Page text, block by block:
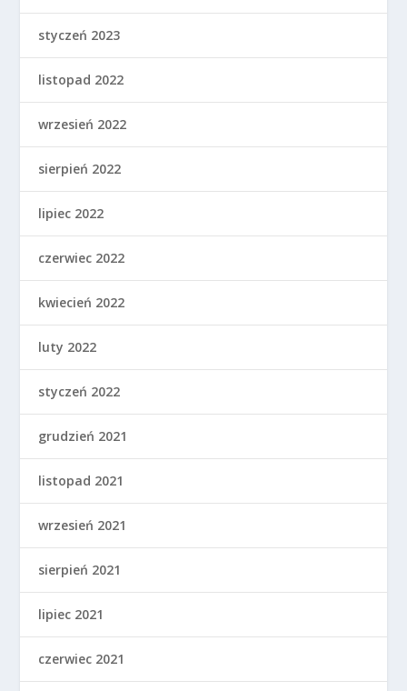
styczeń 2023
listopad 2022
wrzesień 2022
sierpień 2022
lipiec 2022
czerwiec 2022
kwiecień 2022
luty 2022
styczeń 2022
grudzień 2021
listopad 2021
wrzesień 2021
sierpień 2021
lipiec 2021
czerwiec 2021